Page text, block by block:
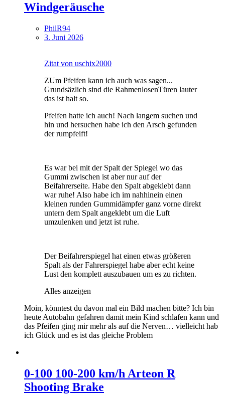
Windgeräusche
PhilR94
3. Juni 2026
Zitat von uschix2000
ZUm Pfeifen kann ich auch was sagen...
Grundsäzlich sind die RahmenlosenTüren lauter
das ist halt so.
Pfeifen hatte ich auch! Nach langem suchen und
hin und hersuchen habe ich den Arsch gefunden
der rumpfeift!
Es war bei mit der Spalt der Spiegel wo das
Gummi zwischen ist aber nur auf der
Beifahrerseite. Habe den Spalt abgeklebt dann
war ruhe! Also habe ich im nahhinein einen
kleinen runden Gummidämpfer ganz vorne direkt
untern dem Spalt angeklebt um die Luft
umzulenken und jetzt ist ruhe.
Der Beifahrerspiegel hat einen etwas größeren
Spalt als der Fahrerspiegel habe aber echt keine
Lust den komplett auszubauen um es zu richten.
Alles anzeigen
Moin, könntest du davon mal ein Bild machen bitte? Ich bin
heute Autobahn gefahren damit mein Kind schlafen kann und
das Pfeifen ging mir mehr als auf die Nerven… vielleicht hab
ich Glück und es ist das gleiche Problem
0-100 100-200 km/h Arteon R
Shooting Brake